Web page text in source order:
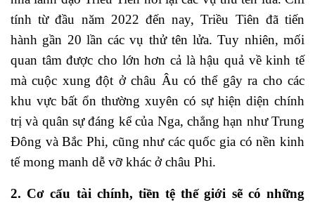
tính từ đầu năm 2022 đến nay, Triều Tiên đã tiến
hành gần 20 lần các vụ thử tên lửa. Tuy nhiên, mối
quan tâm được cho lớn hơn cả là hậu quả về kinh tế
mà cuộc xung đột ở châu Âu có thể gây ra cho các
khu vực bất ổn thường xuyên có sự hiện diện chính
trị và quân sự đáng kể của Nga, chẳng hạn như Trung
Đông và Bắc Phi, cũng như các quốc gia có nền kinh
tế mong manh dễ vỡ khác ở châu Phi.
2. Cơ cấu tài chính, tiền tệ thế giới sẽ có những